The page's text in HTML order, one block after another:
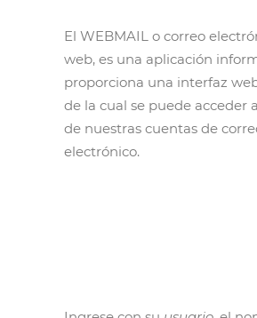
El WEBMAIL o correo
web, es una aplicación
proporciona una interfaz
de la cual se puede acceder
de nuestras cuentas de
electrónico.